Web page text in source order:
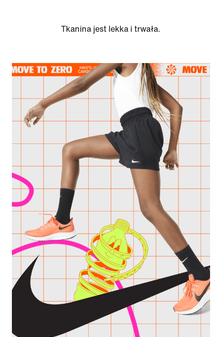
Tkanina jest lekka i trwała.